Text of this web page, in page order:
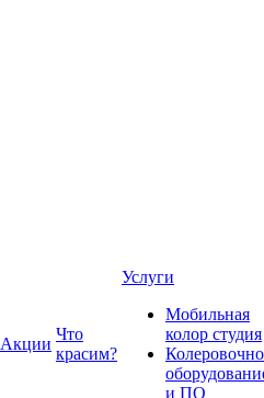
Акции
Что
красим?
Услуги
Мобильная
колор студия
и ПО